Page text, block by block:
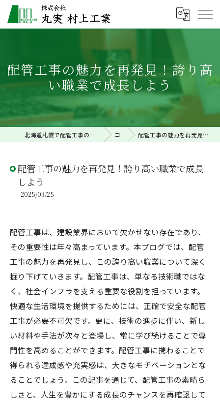
配管工事の魅力を再発見！誇り高
い職業で成長しよう
北海道札幌で配管工事の求人なら株式会社丸実村上工業 コラム 配管工事の魅力を再発見！誇り高い職業で成長しよう
配管工事の魅力を再発見！誇り高い職業で成長
しよう
2025/03/25
配管工事は、建設業界において欠かせない存在であり、
その重要性は年々高まっています。本ブログでは、配管
工事の魅力を再発見し、この誇り高い職業について深く
掘り下げていきます。配管工事は、単なる技術職ではな
く、社会インフラを支える重要な役割を担っています。
快適な生活環境を提供するためには、正確で安全な配管
工事が必要不可欠です。更に、技術の進歩に伴い、新し
い材料や手法が次々と登場し、常に学び続けることで専
門性を高めることができます。配管工事に携わることで
得られる達成感や充実感は、大きなモチベーションとな
ることでしょう。この記事を通じて、配管工事の素晴ら
しさと、人生を豊かにする成長のチャンスを再確認して